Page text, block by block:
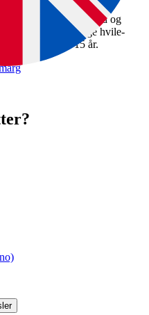
redskaper, jord og
motstands­dyktige hvile­
i mer enn 15 år.